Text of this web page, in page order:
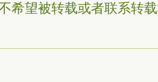
希望被转载或者联系转